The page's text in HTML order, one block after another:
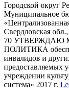
Городской округ
Муниципальное
Свердловская
70 УТВЕРЖДАЮ
ПОЛИТИКА
инвалидов и
предоставляемых
учреждении
система» 2017 г.